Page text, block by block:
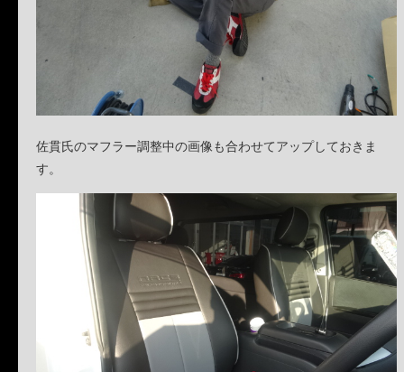
佐貫氏のマフラー調整中の画像も合わせてアップしておきま
す。